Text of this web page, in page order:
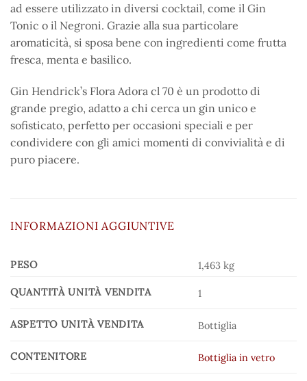
ad essere utilizzato in diversi cocktail, come il Gin
Tonic o il Negroni. Grazie alla sua particolare
aromaticità, si sposa bene con ingredienti come frutta
fresca, menta e basilico.
Gin Hendrick’s Flora Adora cl 70 è un prodotto di
grande pregio, adatto a chi cerca un gin unico e
sofisticato, perfetto per occasioni speciali e per
condividere con gli amici momenti di convivialità e di
puro piacere.
INFORMAZIONI AGGIUNTIVE
PESO 1,463 kg
QUANTITÀ UNITÀ VENDITA 1
ASPETTO UNITÀ VENDITA Bottiglia
CONTENITORE Bottiglia in vetro